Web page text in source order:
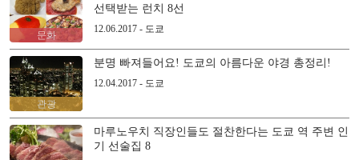
문화
선택받는 런치 8선
12.06.2017 - 도쿄
관광
분명 빠져들어요! 도쿄의 아름다운 야경 총정리!
12.04.2017 - 도쿄
마루노우치 직장인들도 절찬한다는 도쿄 역 주변 인
기 선술집 8